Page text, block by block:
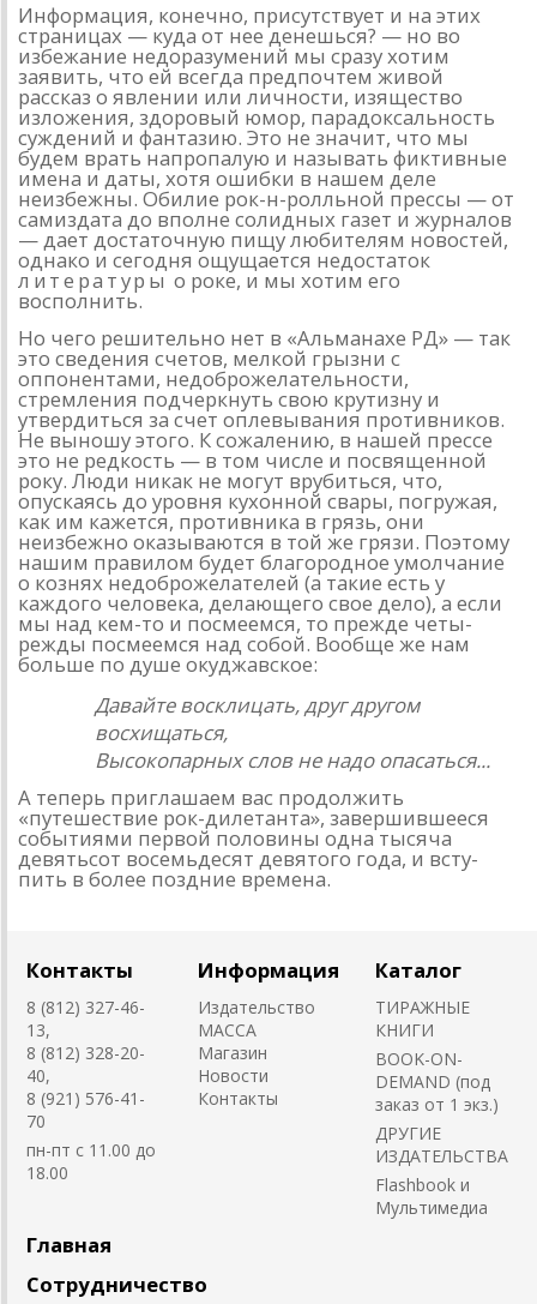
Информация, конечно, присутствует и на этих
страницах — куда от нее денешься? — но во
избежание недоразумений мы сразу хотим
заявить, что ей всегда предпочтем живой
рассказ о явлении или личности, изящество
изложения, здоровый юмор, парадоксальность
суждений и фантазию. Это не значит, что мы
будем врать напропалую и называть фиктивные
имена и даты, хотя ошибки в нашем деле
неизбежны. Обилие рок-н-ролльной прессы — от
самиздата до вполне солидных газет и журналов
— дает достаточную пищу любителям новостей,
однако и сегодня ощущается недостаток
литературы о ро­ке, и мы хотим его
восполнить.
Но чего решительно нет в «Альманахе РД» — так
это сведе­ния счетов, мелкой грызни с
оппонентами, недоброжелатель­ности,
стремления подчеркнуть свою крутизну и
утвердиться за счет оплевывания противников.
Не выношу этого. К сожале­нию, в нашей прессе
это не редкость — в том числе и посвя­щенной
року. Люди никак не могут врубиться, что,
опускаясь до уровня кухонной свары, погружая,
как им кажется, противника в грязь, они
неизбежно оказываются в той же грязи. Поэтому
нашим правилом будет благородное умолчание
о кознях недо­брожелателей (а такие есть у
каждого человека, делающего свое дело), а если
мы над кем-то и посмеемся, то прежде четы­
режды посмеемся над собой. Вообще же нам
больше по душе окуджавское:
Давайте восклицать, друг другом
восхищаться,
Высокопарных слов не надо опасаться...
А теперь приглашаем вас продолжить
«путешествие рок-дилетанта», завершившееся
событиями первой половины одна тысяча
девятьсот восемьдесят девятого года, и всту­
пить в более поздние времена.
Контакты
8 (812) 327-46-
13,
8 (812) 328-20-
40,
8 (921) 576-41-
70
пн-пт с 11.00 до
18.00
Информация
Издательство
MACCA
Магазин
Новости
Контакты
Каталог
ТИРАЖНЫЕ
КНИГИ
BOOK-ON-
DEMAND (под
заказ от 1 экз.)
ДРУГИЕ
ИЗДАТЕЛЬСТВА
Flashbook и
Мультимедиа
Главная
Сотрудничество